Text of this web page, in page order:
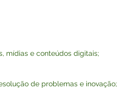
mídias e conteúdos digitais;
de problemas e inovação;